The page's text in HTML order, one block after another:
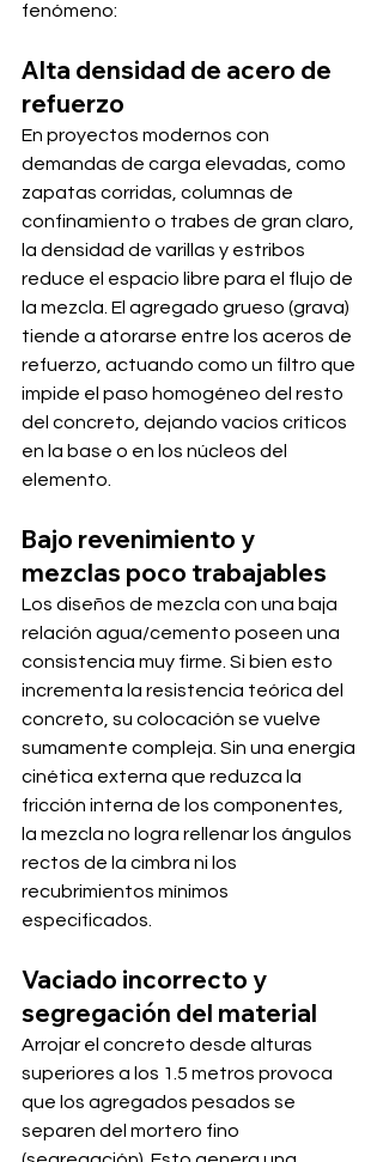
fenómeno:
Alta densidad de acero de
refuerzo
En proyectos modernos con
demandas de carga elevadas, como
zapatas corridas, columnas de
confinamiento o trabes de gran claro,
la densidad de varillas y estribos
reduce el espacio libre para el flujo de
la mezcla. El agregado grueso (grava)
tiende a atorarse entre los aceros de
refuerzo, actuando como un filtro que
impide el paso homogéneo del resto
del concreto, dejando vacíos críticos
en la base o en los núcleos del
elemento.
Bajo revenimiento y
mezclas poco trabajables
Los diseños de mezcla con una baja
relación agua/cemento poseen una
consistencia muy firme. Si bien esto
incrementa la resistencia teórica del
concreto, su colocación se vuelve
sumamente compleja. Sin una energía
cinética externa que reduzca la
fricción interna de los componentes,
la mezcla no logra rellenar los ángulos
rectos de la cimbra ni los
recubrimientos mínimos
especificados.
Vaciado incorrecto y
segregación del material
Arrojar el concreto desde alturas
superiores a los 1.5 metros provoca
que los agregados pesados se
separen del mortero fino